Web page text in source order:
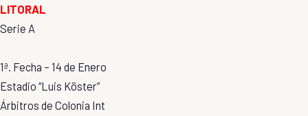
LITORAL
Serie A
1ª. Fecha – 14 de Enero
Estadio “Luis Köster”
Árbitros de Colonia Int